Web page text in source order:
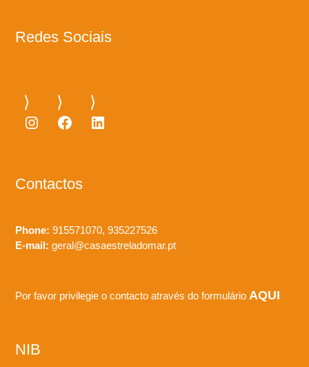
Redes Sociais
Instagram
Facebook
LinkedIn
Contactos
Phone: 915571070, 935227526
E-mail: geral@casaestreladomar.pt
Por favor privilegie o contacto através do formulário AQUI
NIB